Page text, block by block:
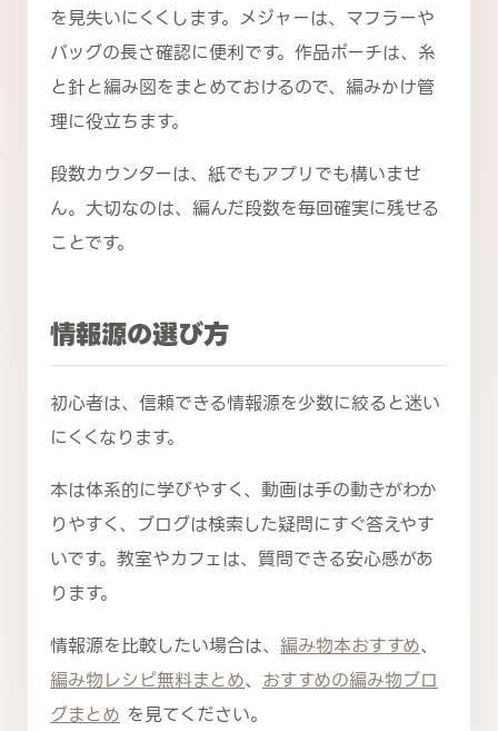
を見失いにくくします。メジャーは、マフラーや
バッグの長さ確認に便利です。作品ポーチは、糸
と針と編み図をまとめておけるので、編みかけ管
理に役立ちます。
段数カウンターは、紙でもアプリでも構いませ
ん。大切なのは、編んだ段数を毎回確実に残せる
ことです。
情報源の選び方
初心者は、信頼できる情報源を少数に絞ると迷い
にくくなります。
本は体系的に学びやすく、動画は手の動きがわか
りやすく、ブログは検索した疑問にすぐ答えやす
いです。教室やカフェは、質問できる安心感があ
ります。
情報源を比較したい場合は、 編み物本おすすめ、
編み物レシピ無料まとめ、 おすすめの編み物ブロ
グまとめ を見てください。